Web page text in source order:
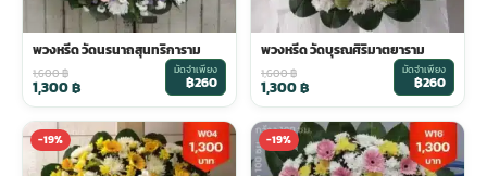
ดอกไม้ศพ
ดอกไม้งานศพ ส่งด่วน
ดอกไม้งานศพ กรุงเทพ
พวงหรีดราคาถูก
พวงหรีดดอกไม้สด
พวงหรีดดอกไม้สด ราคาถูก
มรุ ราคาถูก
ม้หน้าเมรุ
ระดับเมรุ
พวงหรีดพัดลม แบบสวยๆ
จัดงานศพ ราคาถูก
พวงหรีด วัดนรนาถสุนทริการาม
1,600฿
1,300฿
มัดจำเพียง
฿260
พวงหรีด วัดบุรณศิริมาตยาราม
1,600฿
1,300฿
มัดจำเพียง
฿260
-19% -19%